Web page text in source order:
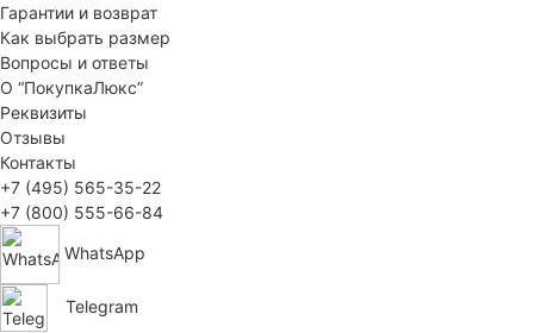
Гарантии и возврат
Как выбрать размер
Вопросы и ответы
О “ПокупкаЛюкс”
Реквизиты
Отзывы
Контакты
+7 (495) 565-35-22
+7 (800) 555-66-84
WhatsApp
Telegram